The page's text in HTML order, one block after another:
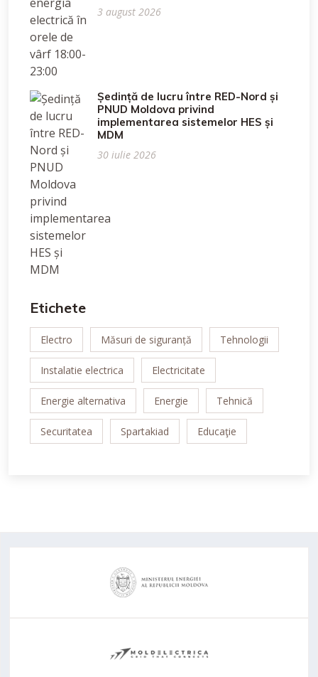
3 august 2026
Ședință de lucru între RED-Nord și
PNUD Moldova privind
implementarea sistemelor HES și
MDM
30 iulie 2026
Etichete
Electro Măsuri de siguranță Tehnologii
Instalatie electrica Electricitate
Energie alternativa Energie Tehnică
Securitatea Spartakiad Educaţie